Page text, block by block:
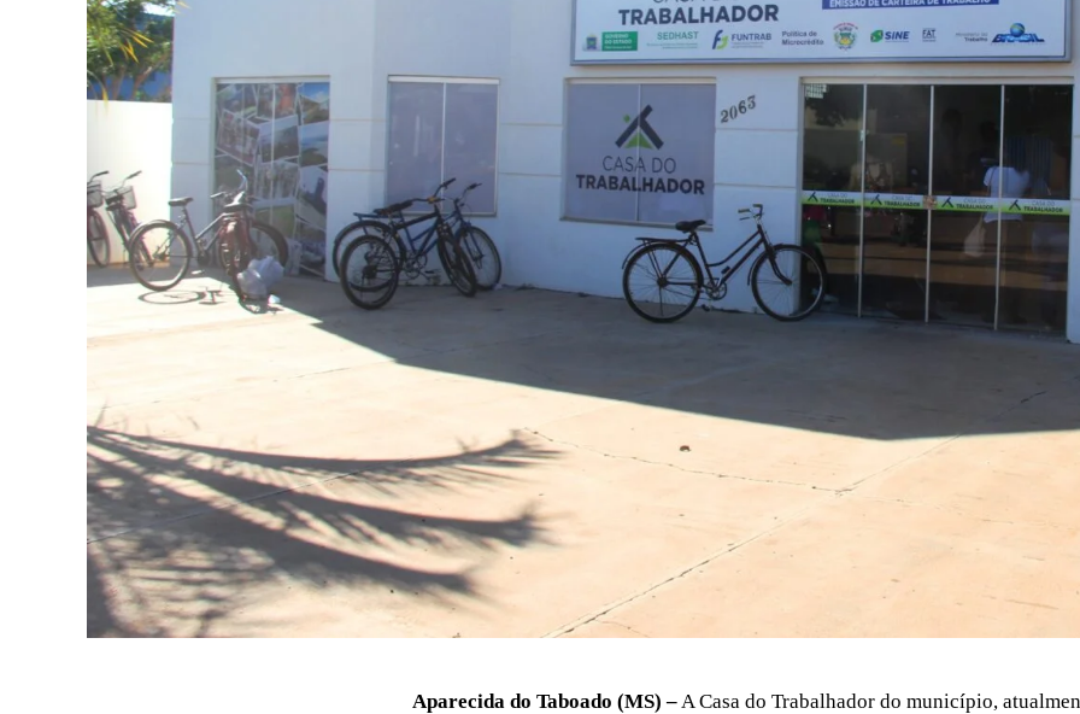
Aparecida do Taboado (MS) –A Casa do Trabalhador do município,